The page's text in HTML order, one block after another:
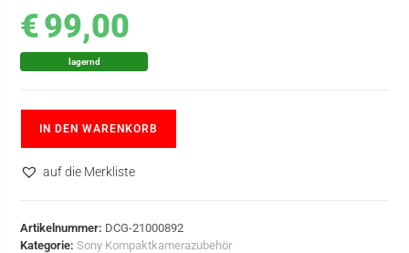
€99,00
lagernd
IN DEN WARENKORB
auf die Merkliste
Artikelnummer: DCG-21000892
Kategorie:Sony Kompaktkamerazubehör